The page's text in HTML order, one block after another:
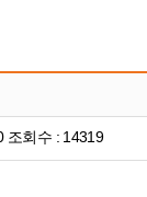
조회수 : 14319